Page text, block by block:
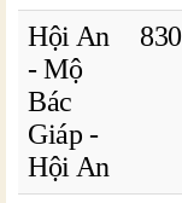
Hội An
- Mộ
Bác
Giáp -
Hội An
830